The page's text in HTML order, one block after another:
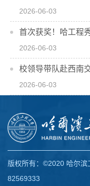
2026-06-03
首次获奖！哈工程
2026-06-03
校领导带队赴西南
2026-06-03
版权所有：©2020 哈尔
82569333